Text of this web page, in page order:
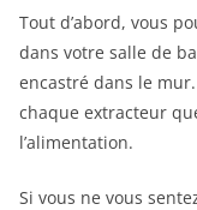
Tout d’abord, vous
dans votre salle de
encastré dans le
chaque extracteur
l’alimentation.
Si vous ne vous